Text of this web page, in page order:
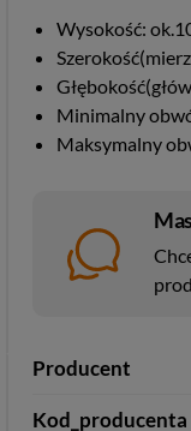
Wysokość:
Minimalny
Maksymalny
Producent
Kod_producenta